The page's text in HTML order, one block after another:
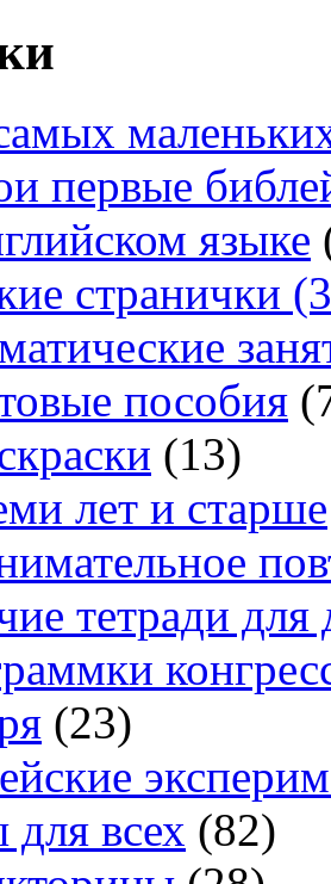
первые
языке
странички
пособия
(13)
лет и старше
тетради для
(23)
всех (82)